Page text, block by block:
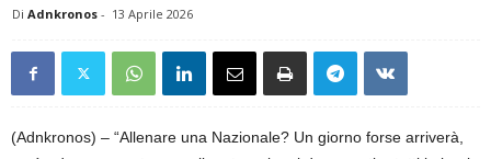
Di Adnkronos - 13 Aprile 2026
(Adnkronos) – “Allenare una Nazionale? Un giorno forse arriverà,